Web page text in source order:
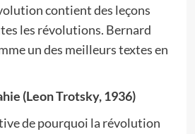
contient des leçons
les révolutions. Bernard
un des meilleurs textes en
(Leon Trotsky, 1936)
de pourquoi la révolution